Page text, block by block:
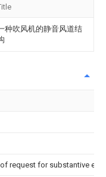
种吹风机的静音风道结
request for substantive